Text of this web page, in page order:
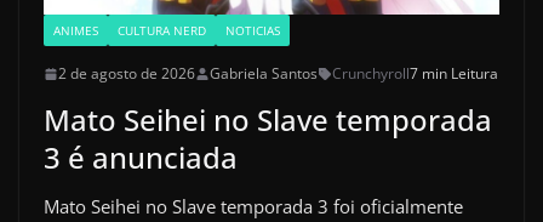
ANIMES CULTURA NERD NOTICIAS
2 de agosto de 2026 Gabriela Santos Crunchyroll7 min Leitura
Mato Seihei no Slave temporada
3 é anunciada
Mato Seihei no Slave temporada 3 foi oficialmente